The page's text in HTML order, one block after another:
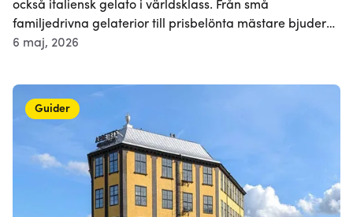
också italiensk gelato i världsklass. Från små
familjedrivna gelaterior till prisbelönta mästare bjuder
Stockholm på krämiga kulor, sorbetdrömmar och
perfekta stopp under en solig dag eller när du helt enkelt
vill unna dig något riktigt gott.
6 maj, 2026
Guider